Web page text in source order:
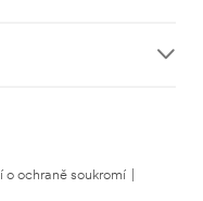
o ochraně soukromí